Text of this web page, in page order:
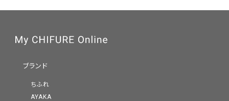
ブランド
ちふれ
AYAKA